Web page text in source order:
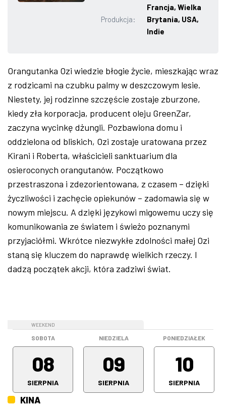
Produkcja:
Francja, Wielka
Brytania, USA,
Indie
Orangutanka Ozi wiedzie błogie życie, mieszkając wraz
z rodzicami na czubku palmy w deszczowym lesie.
Niestety, jej rodzinne szczęście zostaje zburzone,
kiedy zła korporacja, producent oleju GreenZar,
zaczyna wycinkę dżungli. Pozbawiona domu i
oddzielona od bliskich, Ozi zostaje uratowana przez
Kirani i Roberta, właścicieli sanktuarium dla
osieroconych orangutanów. Początkowo
przestraszona i zdezorientowana, z czasem – dzięki
życzliwości i zachęcie opiekunów – zadomawia się w
nowym miejscu. A dzięki językowi migowemu uczy się
komunikowania ze światem i świeżo poznanymi
przyjaciółmi. Wkrótce niezwykłe zdolności małej Ozi
staną się kluczem do naprawdę wielkich rzeczy. I
dadzą początek akcji, która zadziwi świat.
WEEKEND
SOBOTA
08
SIERPNIA
NIEDZIELA
09
SIERPNIA
PONIEDZIAŁEK
10
SIERPNIA
KINA